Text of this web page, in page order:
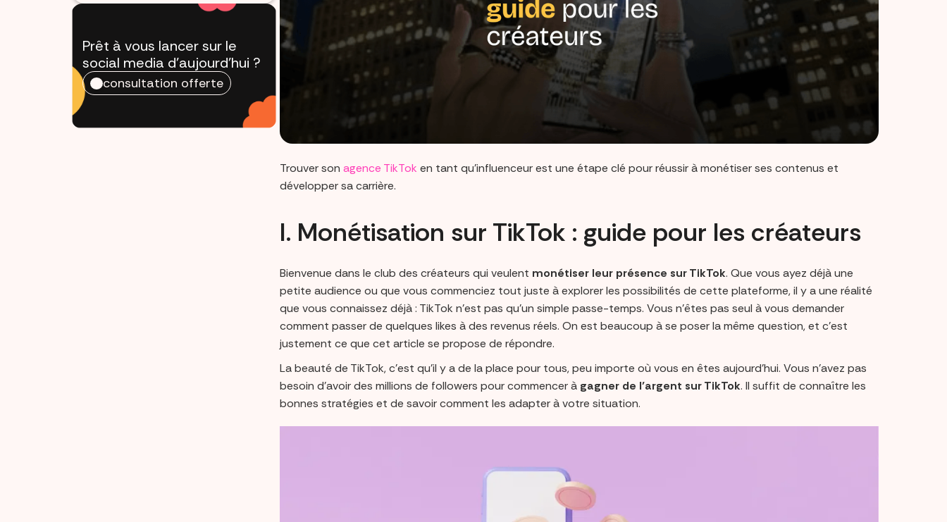
Prêt à vous lancer sur le
social media d'aujourd'hui ?
consultation offerte
Trouver son agence TikTok en tant qu’influenceur est une étape clé pour réussir à monétiser ses contenus et
développer sa carrière.
I. Monétisation sur TikTok : guide pour les créateurs
Bienvenue dans le club des créateurs qui veulent monétiser leur présence sur TikTok. Que vous ayez déjà une
petite audience ou que vous commenciez tout juste à explorer les possibilités de cette plateforme, il y a une réalité
que vous connaissez déjà : TikTok n'est pas qu'un simple passe-temps. Vous n'êtes pas seul à vous demander
comment passer de quelques likes à des revenus réels. On est beaucoup à se poser la même question, et c’est
justement ce que cet article se propose de répondre.
La beauté de TikTok, c’est qu'il y a de la place pour tous, peu importe où vous en êtes aujourd'hui. Vous n'avez pas
besoin d'avoir des millions de followers pour commencer à gagner de l’argent sur TikTok. Il suffit de connaître les
bonnes stratégies et de savoir comment les adapter à votre situation.